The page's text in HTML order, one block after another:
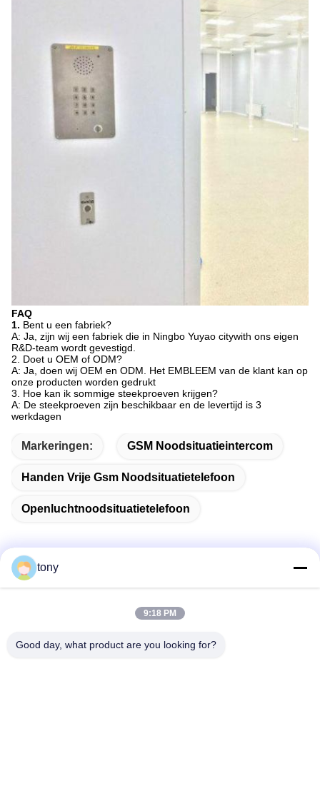
FAQ
1. Bent u een fabriek?
A: Ja, zijn wij een fabriek die in Ningbo Yuyao citywith ons eigen
R&D-team wordt gevestigd.
2. Doet u OEM of ODM?
A: Ja, doen wij OEM en ODM. Het EMBLEEM van de klant kan op
onze producten worden gedrukt
3. Hoe kan ik sommige steekproeven krijgen?
A: De steekproeven zijn beschikbaar en de levertijd is 3
werkdagen
Markeringen: GSM Noodsituatieintercom
Handen Vrije Gsm Noodsituatietelefoon
Openluchtnoodsituatietelefoon
Zhihui Innovation Center, gebouw A, zaal 607, Shenzhen -
tony
9:18 PM
Good day, what product are you looking for?